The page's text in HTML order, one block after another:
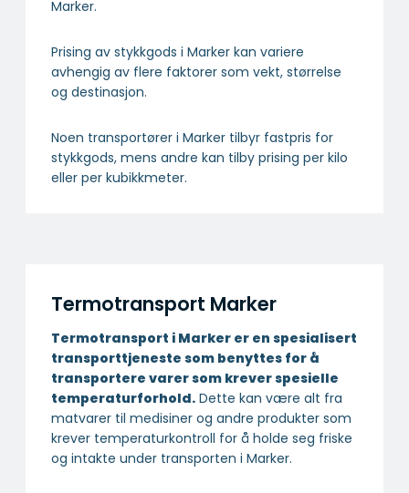
Marker.
Prising av stykkgods i Marker kan variere
avhengig av flere faktorer som vekt, størrelse
og destinasjon.
Noen transportører i Marker tilbyr fastpris for
stykkgods, mens andre kan tilby prising per kilo
eller per kubikkmeter.
Termotransport Marker
Termotransport i Marker er en spesialisert
transport­tjeneste som benyttes for å
transportere varer som krever spesielle
temperatur­forhold. Dette kan være alt fra
matvarer til medisiner og andre produkter som
krever temperaturkontroll for å holde seg friske
og intakte under transporten i Marker.